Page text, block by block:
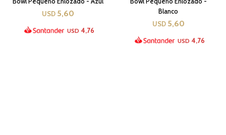
USD 5,60
USD 4,76
Blanco
USD 5,60
USD 4,76